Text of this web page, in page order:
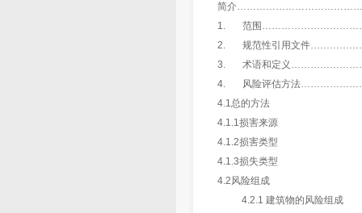
简介
1. 范围
2. 规范性引用文件
3. 术语和定义
4. 风险评估方法
4.1总的方法
4.1.1损害来源
4.1.2损害类型
4.1.3损失类型
4.2风险组成
4.2.1 建筑物的风险组成